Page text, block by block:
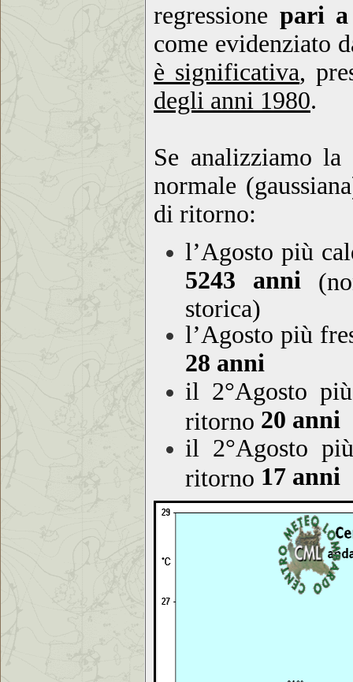
regressione pari a
come evidenziato
è significativa,
degli anni 1980.
Se analizziamo
normale
di ritorno:
l’Agosto più
5243 anni
storica)
l’Agosto più
28 anni
il 2°Agosto
ritorno 20 anni
il 2°Agosto
ritorno 17 anni